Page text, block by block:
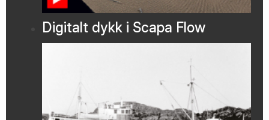
Digitalt dykk i Scapa Flow